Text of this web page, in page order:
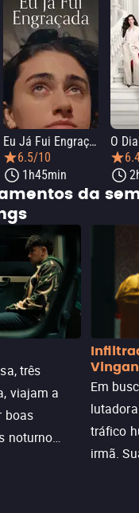
Eu Já Fui Engraçada
6.5/10
1h45min
da
três
viajam a
boas
noturno
Em
tráfico
irmã.